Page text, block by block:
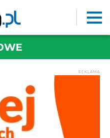
REKLAMA